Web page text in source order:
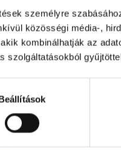
személyre
közösségi média-,
kombinálhatják az
szolgáltatásokból